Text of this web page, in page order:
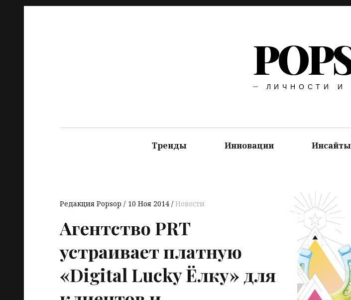
ЛИЧНОСТИ И
Тренды Инновации Инсайты
Редакция Popsop 10 Ноя 2014 Новости
Агентство PRT
устраивает платную
«Digital Lucky Ëлку» для